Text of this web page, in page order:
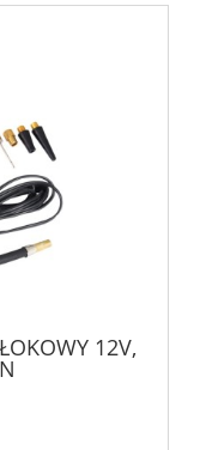
12V,